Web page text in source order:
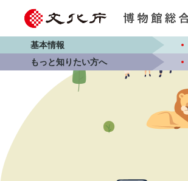
基本情報
もっと知りたい方へ